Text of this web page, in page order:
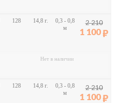
128 14,8 г.
0,3 - 0,8
м
2 210
1 100
Нет в наличии
128 14,8 г.
0,3 - 0,8
м
2 210
1 100